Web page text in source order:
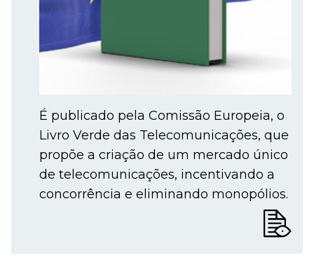
É publicado pela Comissão Europeia, o
Livro Verde das Telecomunicações, que
propõe a criação de um mercado único
de telecomunicações, incentivando a
concorrência e eliminando monopólios.